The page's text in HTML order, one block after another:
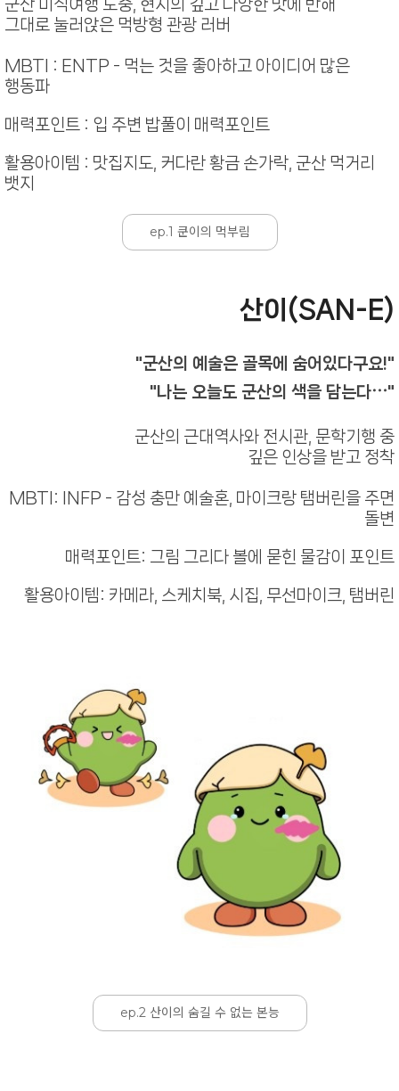
군산 미식여행 도중, 현지의 깊고 다양한 맛에 반해
그대로 눌러앉은 먹방형 관광 러버
MBTI : ENTP - 먹는 것을 좋아하고 아이디어 많은
행동파
매력포인트 : 입 주변 밥풀이 매력포인트
활용아이템 : 맛집지도, 커다란 황금 손가락, 군산 먹거리
뱃지
ep.1 쿤이의 먹부림
산이(SAN-E)
"군산의 예술은 골목에 숨어있다구요!"
"나는 오늘도 군산의 색을 담는다⋯"
군산의 근대역사와 전시관, 문학기행 중
깊은 인상을 받고 정착
MBTI: INFP - 감성 충만 예술혼, 마이크랑 탬버린을 주면
돌변
매력포인트: 그림 그리다 볼에 묻힌 물감이 포인트
활용아이템: 카메라, 스케치북, 시집, 무선마이크, 탬버린
ep.2 산이의 숨길 수 없는 본능